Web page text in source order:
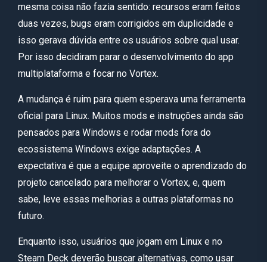
mesma coisa não fazia sentido: recursos eram feitos
duas vezes, bugs eram corrigidos em duplicidade e
isso gerava dúvida entre os usuários sobre qual usar.
Por isso decidiram parar o desenvolvimento do app
multiplataforma e focar no Vortex.
A mudança é ruim para quem esperava uma ferramenta
oficial para Linux. Muitos mods e instruções ainda são
pensados para Windows e rodar mods fora do
ecossistema Windows exige adaptações. A
expectativa é que a equipe aproveite o aprendizado do
projeto cancelado para melhorar o Vortex, e, quem
sabe, leve essas melhorias a outras plataformas no
futuro.
Enquanto isso, usuários que jogam em Linux e no
Steam Deck deverão buscar alternativas, como usar